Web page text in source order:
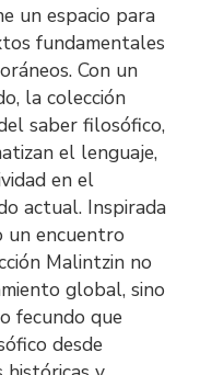
un espacio para
fundamentales
Con un
la colección
saber filosófico,
el lenguaje,
en el
actual. Inspirada
un encuentro
Malintzin no
global, sino
fecundo que
desde